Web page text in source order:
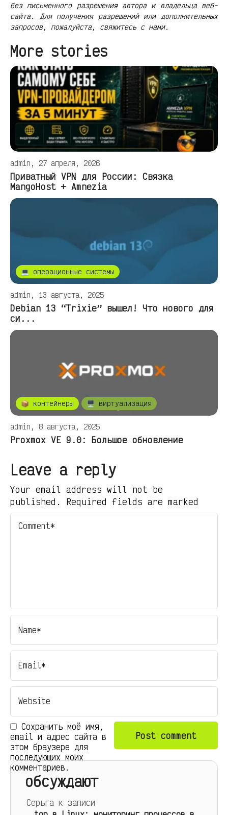
без письменного разрешения автора и владельца веб-
сайта. Для получения разрешений или дополнительных
запросов, пожалуйста, свяжитесь с нами.
More stories
admin, 27 апреля, 2026
Приватный VPN для России: Связка
MangoHost + Amnezia
💻 операционные системы
admin, 13 августа, 2025
Debian 13 “Trixie” вышел! Что нового для
си...
📦 контейнеры 🖥️ виртуализация
admin, 8 августа, 2025
Proxmox VE 9.0: Большое обновление
Leave a reply
Your email address will not be
published. Required fields are marked
Сохранить моё имя,
email и адрес сайта в
этом браузере для
последующих моих
комментариев.
обсуждают
Серьгак записи